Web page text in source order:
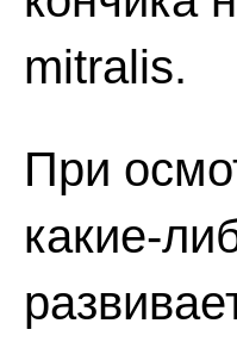
mitralis.
При
какие-